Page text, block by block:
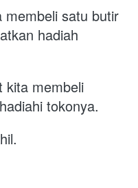
membeli satu butir
hadiah
kita membeli
tokonya.